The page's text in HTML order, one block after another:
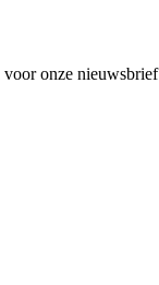
onze nieuwsbrief